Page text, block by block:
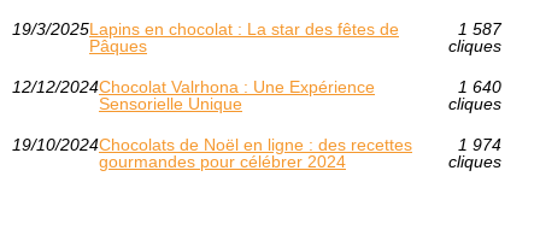
19/3/2025Lapins en chocolat : La star des fêtes de
Pâques
1 587
cliques
12/12/2024Chocolat Valrhona : Une Expérience
Sensorielle Unique
1 640
cliques
19/10/2024Chocolats de Noël en ligne : des recettes
gourmandes pour célébrer 2024
1 974
cliques